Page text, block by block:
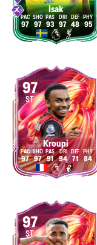
Isak
97 97 93 97 48 95
97
ST
Kroupi
97 97 91 94 71 84
97
ST